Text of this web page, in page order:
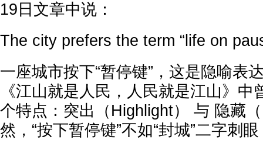
19日文章中说：
The city prefers the term “life on
一座城市按下“暂停键”，这是隐喻表
《江山就是人民，人民就是江山》
个特点：突出（Highlight） 与 隐藏
然，“按下暂停键”不如“封城”二字刺